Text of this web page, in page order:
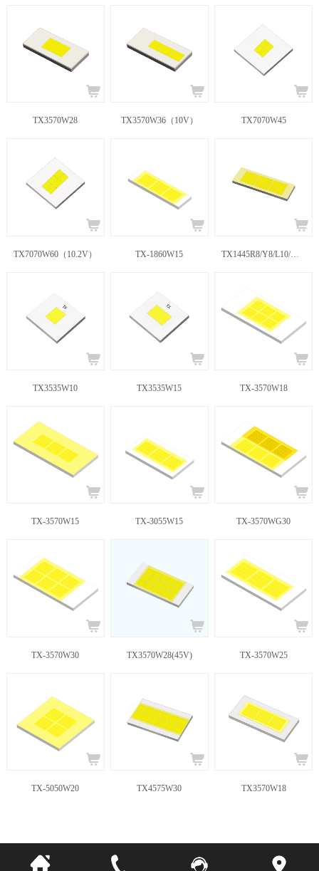
TX3570W28 TX3570W36（10V） TX7070W45
TX7070W60（10.2V） TX-1860W15 TX1445R8/Y8/L10/W10
TX3535W10 TX3535W15 TX-3570W18
TX-3570W15 TX-3055W15 TX-3570WG30
TX-3570W30 TX3570W28(45V) TX-3570W25
TX-5050W20 TX4575W30 TX3570W18
友情链接
流量统计